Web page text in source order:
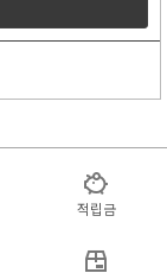
적립금